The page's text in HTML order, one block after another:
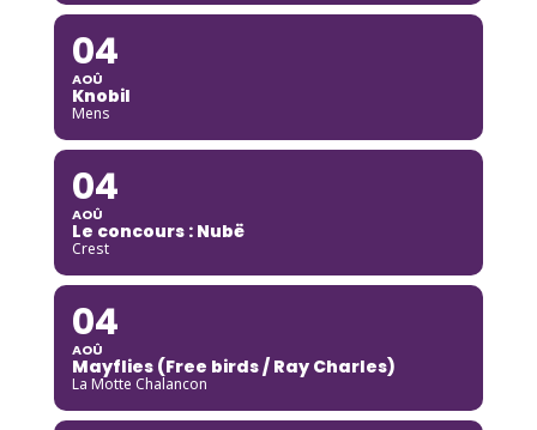
04
AOÛ
Knobil
Mens
04
AOÛ
Le concours : Nubë
Crest
04
AOÛ
Mayflies (Free birds / Ray Charles)
La Motte Chalancon